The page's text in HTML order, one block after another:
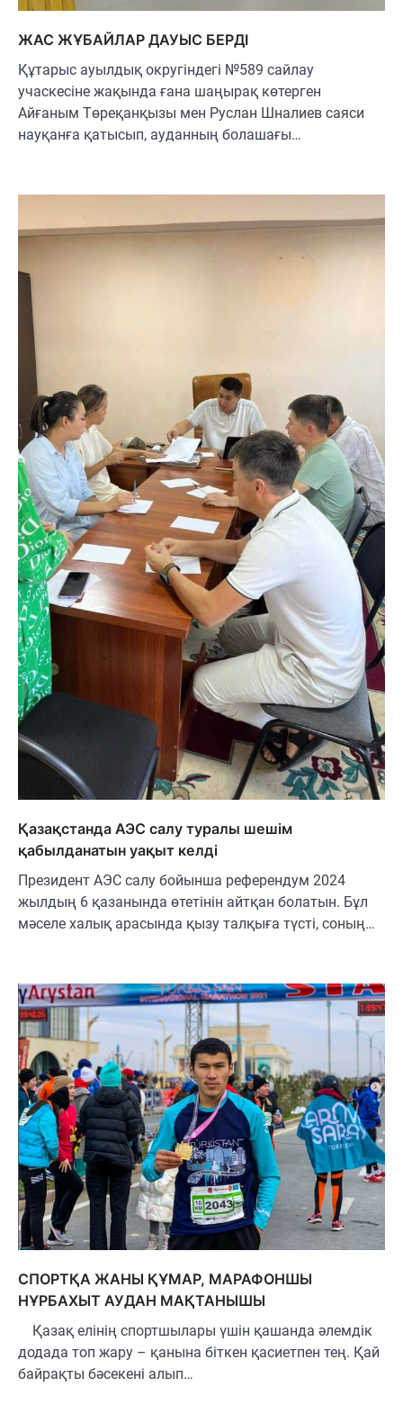
ЖАС ЖҰБАЙЛАР ДАУЫС БЕРДІ
Құтарыс ауылдық округіндегі №589 сайлау
учаскесіне жақында ғана шаңырақ көтерген
Айғаным Төреқанқызы мен Руслан Шналиев саяси
науқанға қатысып, ауданның болашағы…
Қазақстанда АЭС салу туралы шешім
қабылданатын уақыт кел­ді
Президент АЭС салу бойынша референдум 2024
жылдың 6 қазанында өтетінін айтқан болатын. Бұл
мәселе халық арасында қызу талқыға түсті, соның…
СПОРТҚА ЖАНЫ ҚҰМАР, МАРАФОНШЫ
НҰРБАХЫТ АУДАН МАҚТАНЫШЫ
Қазақ елінің спортшылары үшін қашанда әлемдік
додада топ жару – қанына біткен қасиетпен тең. Қай
байрақты бәсекені алып…